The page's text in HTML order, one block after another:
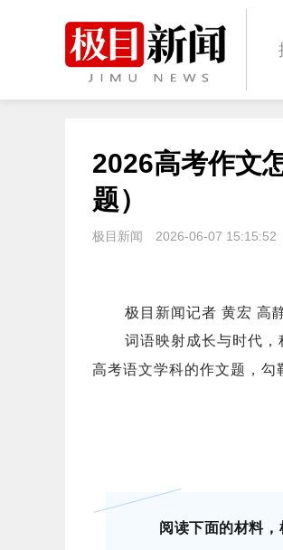
2026高考作文
题）
极目新闻 2026-06-07 15:15:52
极目新闻记者 黄宏 高
词语映射成长与时代，
高考语文学科的作文题， 勾
阅读下面的材料，